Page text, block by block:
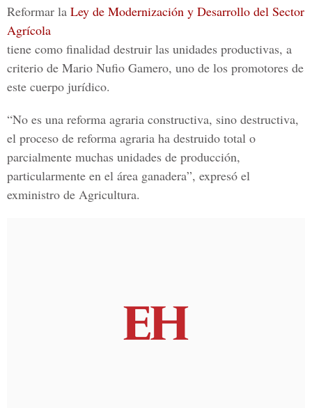
Reformar la Ley de Modernización y Desarrollo del Sector
Agrícola
tiene como finalidad destruir las unidades productivas, a
criterio de Mario Nufio Gamero, uno de los promotores de
este cuerpo jurídico.
“No es una reforma agraria constructiva, sino destructiva,
el proceso de reforma agraria ha destruido total o
parcialmente muchas unidades de producción,
particularmente en el área ganadera”, expresó el
exministro de Agricultura.